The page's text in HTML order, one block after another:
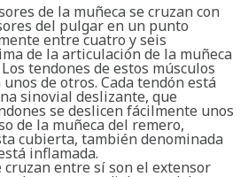
de la muñeca se cruzan con
del pulgar en un punto
entre cuatro y seis
de la articulación de la muñeca
tendones de estos músculos
de otros. Cada tendón está
sinovial deslizante, que
se deslicen fácilmente unos
de la muñeca del remero,
cubierta, también denominada
inflamada.
cruzan entre sí son el extensor